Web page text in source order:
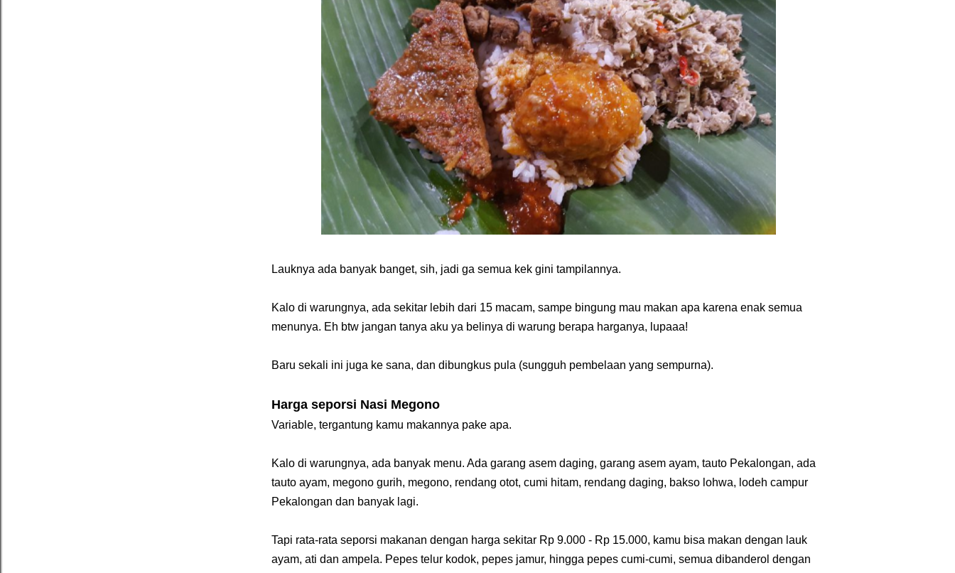
Lauknya ada banyak banget, sih, jadi ga semua kek gini tampilannya.
Kalo di warungnya, ada sekitar lebih dari 15 macam, sampe bingung mau makan apa karena enak semua
menunya. Eh btw jangan tanya aku ya belinya di warung berapa harganya, lupaaa!
Baru sekali ini juga ke sana, dan dibungkus pula (sungguh pembelaan yang sempurna).
Harga seporsi Nasi Megono
Variable, tergantung kamu makannya pake apa.
Kalo di warungnya, ada banyak menu. Ada garang asem daging, garang asem ayam, tauto Pekalongan, ada
tauto ayam, megono gurih, megono, rendang otot, cumi hitam, rendang daging, bakso lohwa, lodeh campur
Pekalongan dan banyak lagi.
Tapi rata-rata seporsi makanan dengan harga sekitar Rp 9.000 - Rp 15.000, kamu bisa makan dengan lauk
ayam, ati dan ampela. Pepes telur kodok, pepes jamur, hingga pepes cumi-cumi, semua dibanderol dengan